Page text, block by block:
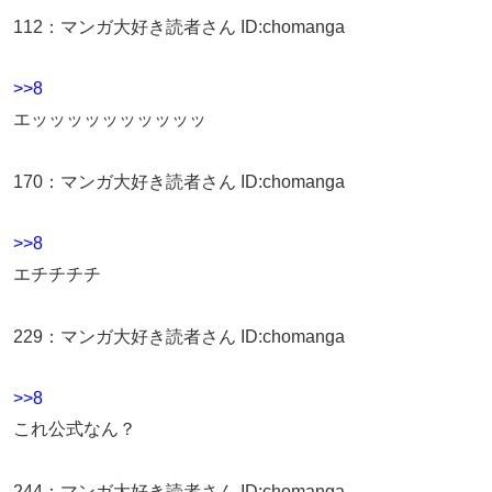
112 ： マンガ大好き読者さん ID:chomanga
>>8
エッッッッッッッッッッ
170 ： マンガ大好き読者さん ID:chomanga
>>8
エチチチチ
229 ： マンガ大好き読者さん ID:chomanga
>>8
これ公式なん？